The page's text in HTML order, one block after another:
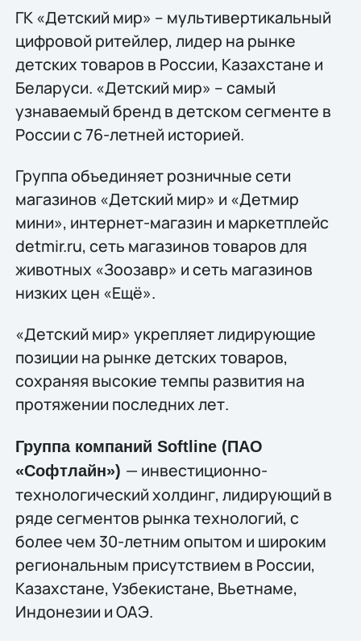
ГК «Детский мир» – мультивертикальный
цифровой ритейлер, лидер на рынке
детских товаров в России, Казахстане и
Беларуси. «Детский мир» – самый
узнаваемый бренд в детском сегменте в
России с 76-летней историей.
Группа объединяет розничные сети
магазинов «Детский мир» и «Детмир
мини», интернет-магазин и маркетплейс
detmir.ru, сеть магазинов товаров для
животных «Зоозавр» и сеть магазинов
низких цен «Ещё».
«Детский мир» укрепляет лидирующие
позиции на рынке детских товаров,
сохраняя высокие темпы развития на
протяжении последних лет.
Группа компаний Softline (ПАО
«Софтлайн») — инвестиционно-
технологический холдинг, лидирующий в
ряде сегментов рынка технологий, c
более чем 30-летним опытом и широким
региональным присутствием в России,
Казахстане, Узбекистане, Вьетнаме,
Индонезии и ОАЭ.